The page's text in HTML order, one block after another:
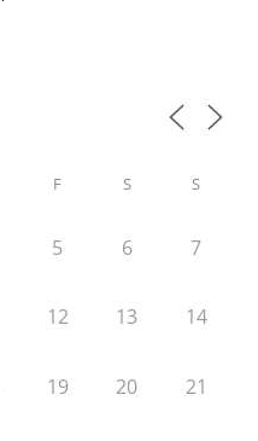
F S S
5 6 7
12 13 14
19 20 21